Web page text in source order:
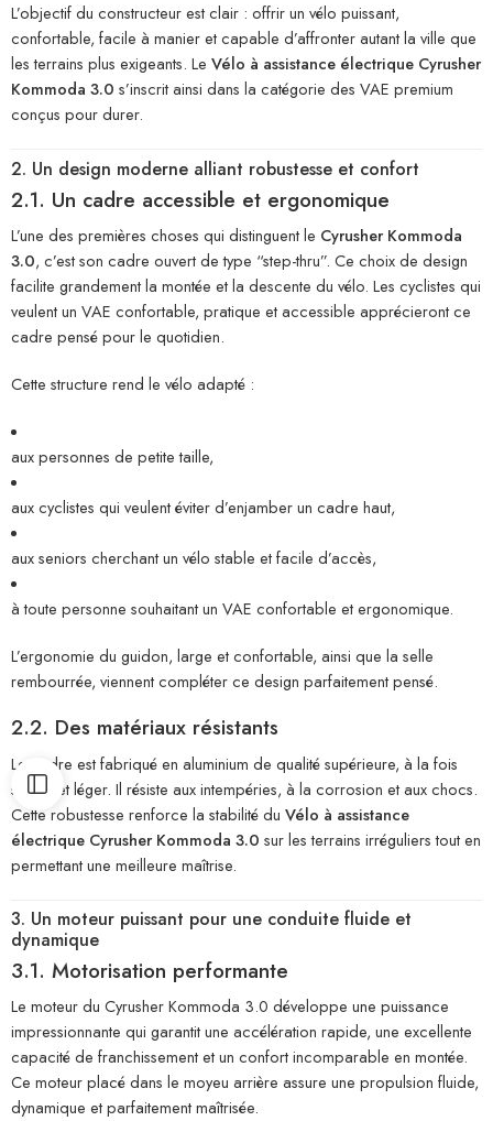
L’objectif du constructeur est clair : offrir un vélo puissant,
confortable, facile à manier et capable d’affronter autant la ville que
les terrains plus exigeants. Le Vélo à assistance électrique Cyrusher
Kommoda 3.0 s’inscrit ainsi dans la catégorie des VAE premium
conçus pour durer.
2. Un design moderne alliant robustesse et confort
2.1. Un cadre accessible et ergonomique
L’une des premières choses qui distinguent le Cyrusher Kommoda
3.0, c’est son cadre ouvert de type “step-thru”. Ce choix de design
facilite grandement la montée et la descente du vélo. Les cyclistes qui
veulent un VAE confortable, pratique et accessible apprécieront ce
cadre pensé pour le quotidien.
Cette structure rend le vélo adapté :
aux personnes de petite taille,
aux cyclistes qui veulent éviter d’enjamber un cadre haut,
aux seniors cherchant un vélo stable et facile d’accès,
à toute personne souhaitant un VAE confortable et ergonomique.
L’ergonomie du guidon, large et confortable, ainsi que la selle
rembourrée, viennent compléter ce design parfaitement pensé.
2.2. Des matériaux résistants
Le cadre est fabriqué en aluminium de qualité supérieure, à la fois
solide et léger. Il résiste aux intempéries, à la corrosion et aux chocs.
Cette robustesse renforce la stabilité du Vélo à assistance
électrique Cyrusher Kommoda 3.0 sur les terrains irréguliers tout en
permettant une meilleure maîtrise.
3. Un moteur puissant pour une conduite fluide et
dynamique
3.1. Motorisation performante
Le moteur du Cyrusher Kommoda 3.0 développe une puissance
impressionnante qui garantit une accélération rapide, une excellente
capacité de franchissement et un confort incomparable en montée.
Ce moteur placé dans le moyeu arrière assure une propulsion fluide,
dynamique et parfaitement maîtrisée.